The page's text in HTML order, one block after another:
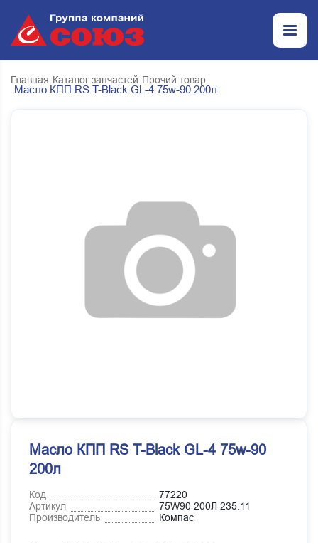
Главная Каталог запчастей Прочий товар
Масло КПП RS T-Black GL-4 75w-90 200л
Масло КПП RS T-Black GL-4 75w-90
200л
Код
77220
Артикул
75W90 200Л 235.11
Производитель
Компас